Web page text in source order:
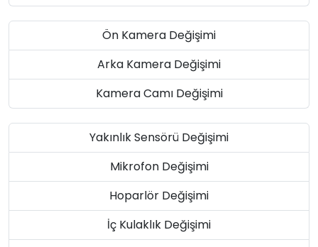
Ön Kamera Değişimi
Arka Kamera Değişimi
Kamera Camı Değişimi
Yakınlık Sensörü Değişimi
Mikrofon Değişimi
Hoparlör Değişimi
İç Kulaklık Değişimi